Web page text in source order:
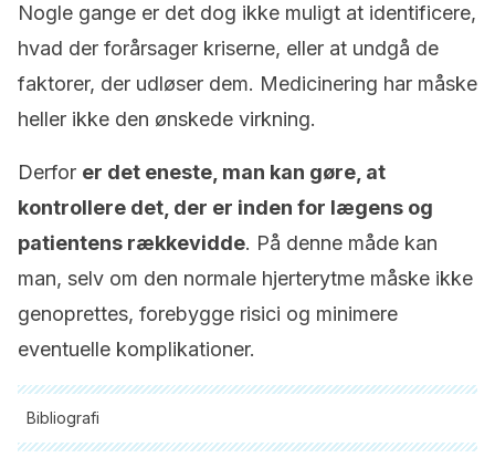
Nogle gange er det dog ikke muligt at identificere,
hvad der forårsager kriserne, eller at undgå de
faktorer, der udløser dem. Medicinering har måske
heller ikke den ønskede virkning.
Derfor er det eneste, man kan gøre, at
kontrollere det, der er inden for lægens og
patientens rækkevidde. På denne måde kan
man, selv om den normale hjerterytme måske ikke
genoprettes, forebygge risici og minimere
eventuelle komplikationer.
Bibliografi
Alle citerede kilder blev grundigt gennemgået af vores team